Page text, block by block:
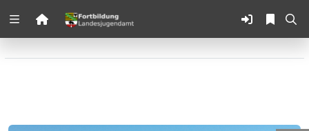
Zuklappen
Loading
Loading